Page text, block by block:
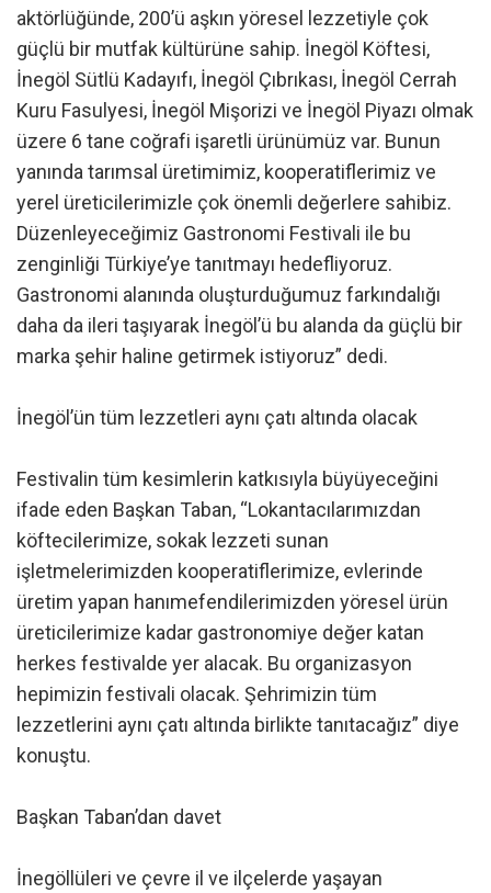
aktörlüğünde, 200’ü aşkın yöresel lezzetiyle çok
güçlü bir mutfak kültürüne sahip. İnegöl Köftesi,
İnegöl Sütlü Kadayıfı, İnegöl Çıbrıkası, İnegöl Cerrah
Kuru Fasulyesi, İnegöl Mişorizi ve İnegöl Piyazı olmak
üzere 6 tane coğrafi işaretli ürünümüz var. Bunun
yanında tarımsal üretimimiz, kooperatiflerimiz ve
yerel üreticilerimizle çok önemli değerlere sahibiz.
Düzenleyeceğimiz Gastronomi Festivali ile bu
zenginliği Türkiye’ye tanıtmayı hedefliyoruz.
Gastronomi alanında oluşturduğumuz farkındalığı
daha da ileri taşıyarak İnegöl’ü bu alanda da güçlü bir
marka şehir haline getirmek istiyoruz” dedi.
İnegöl’ün tüm lezzetleri aynı çatı altında olacak
Festivalin tüm kesimlerin katkısıyla büyüyeceğini
ifade eden Başkan Taban, “Lokantacılarımızdan
köftecilerimize, sokak lezzeti sunan
işletmelerimizden kooperatiflerimize, evlerinde
üretim yapan hanımefendilerimizden yöresel ürün
üreticilerimize kadar gastronomiye değer katan
herkes festivalde yer alacak. Bu organizasyon
hepimizin festivali olacak. Şehrimizin tüm
lezzetlerini aynı çatı altında birlikte tanıtacağız” diye
konuştu.
Başkan Taban’dan davet
İnegöllüleri ve çevre il ve ilçelerde yaşayan